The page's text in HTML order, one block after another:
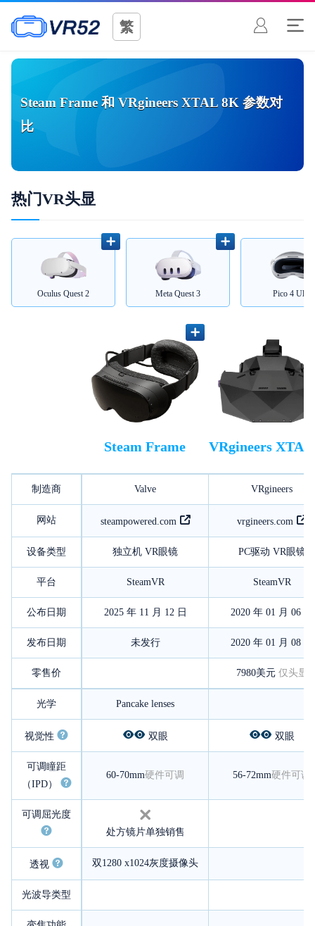
繁
Steam Frame 和 VRgineers XTAL 8K 参数对
比
热门VR头显
Oculus Quest 2 Meta Quest 3 Pico 4 Ultra
Steam Frame VRgineers
制造商 Valve VRgineers
网站 steampowered.com vrgineers.com
设备类型 独立机 VR眼镜 PC驱动 VR眼镜
平台 SteamVR SteamVR
公布日期 2025 年 11 月 12 日 2020 年 01 月 06 日
发布日期 未发行 2020 年 01 月 08 日
零售价 7980美元 仅头显
光学 Pancake lenses
视觉性 双眼 双眼
可调瞳距
（IPD）
60-70mm硬件可调 56-72mm硬件可调
可调屈光度
处方镜片单独销售
透视 双1280 x1024灰度摄像头
光波导类型